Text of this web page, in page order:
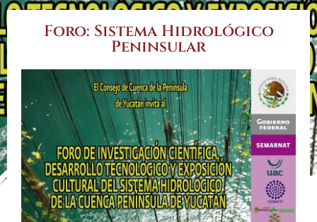
Foro: Sistema Hidrológico
Peninsular